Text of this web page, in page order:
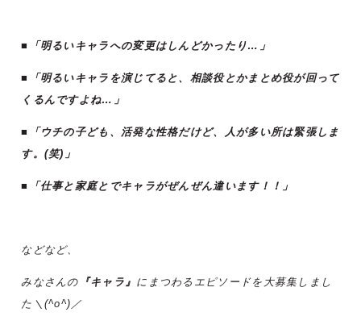
■「明るいキャラへの変更はしんどかったり… 」
■「明るいキャラを演じてると、相談役とかまとめ役が回って
くるんですよね…」
■「ウチの子ども、活発な性格だけど、人が多い所は緊張しま
す。(笑)」
■「仕事と家庭とでキャラがぜんぜん違います！！」
などなど、
みなさんの 『キャラ』 にまつわるエピソードを大募集しまし
た＼(^o^)／